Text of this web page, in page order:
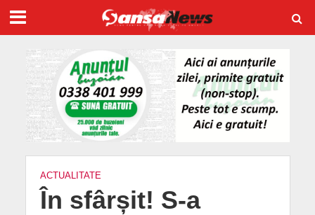
ACTUALITATE
În sfârșit! S-a